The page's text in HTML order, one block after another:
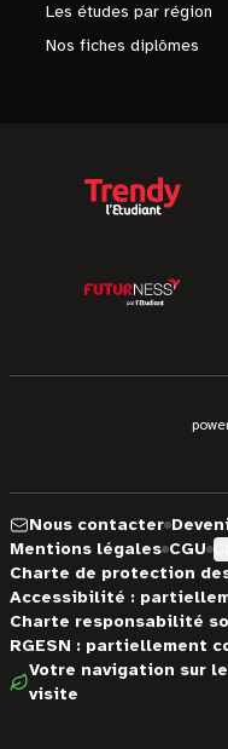
Les études par région
Nos fiches diplômes
Nous contacter
Mentions légales CGU
Charte de protection
Accessibilité :
Charte responsabilité
RGESN : partiellement
Votre navigation sur
visite